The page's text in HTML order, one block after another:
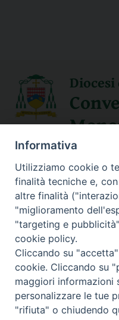
SEGUICI SU
70014
E-mail:
70043
Informativa
Utilizziamo cookie o
finalità tecniche e,
altre finalità
"miglioramento
"targeting e
cookie policy.
Cliccando su
cookie. Cliccando su
maggiori informazioni
personalizzare le tue
"rifiuta" o chiudendo